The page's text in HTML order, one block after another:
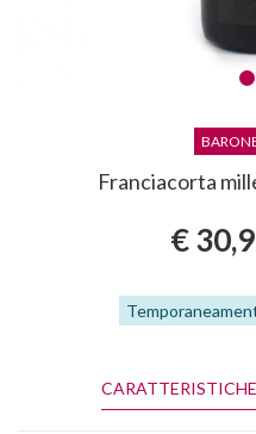
Franciacorta
€
CARATTERISTICHE